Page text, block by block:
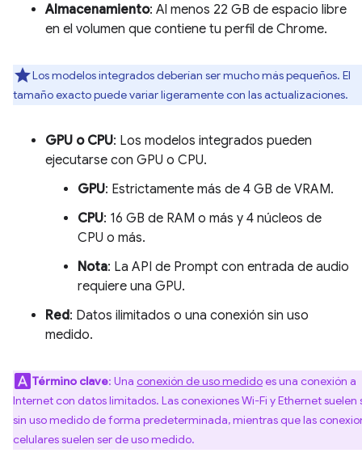
Almacenamiento: Al menos 22 GB de espacio libre
en el volumen que contiene tu perfil de Chrome.
Los modelos integrados deberían ser mucho más pequeños. El
tamaño exacto puede variar ligeramente con las actualizaciones.
GPU o CPU: Los modelos integrados pueden
ejecutarse con GPU o CPU.
GPU: Estrictamente más de 4 GB de VRAM.
CPU: 16 GB de RAM o más y 4 núcleos de
CPU o más.
Nota: La API de Prompt con entrada de audio
requiere una GPU.
Red: Datos ilimitados o una conexión sin uso
medido.
Término clave: Una conexión de uso medidoes una conexión a
Internet con datos limitados. Las conexiones Wi-Fi y Ethernet suelen
sin uso medido de forma predeterminada, mientras que las
celulares suelen ser de uso medido.